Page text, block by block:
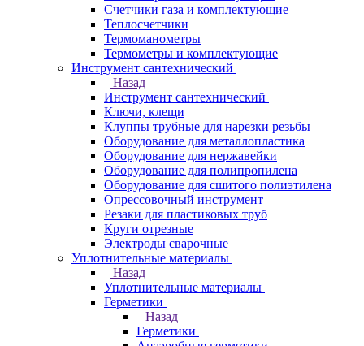
Счетчики газа и комплектующие
Теплосчетчики
Термоманометры
Термометры и комплектующие
Инструмент сантехнический
Назад
Инструмент сантехнический
Ключи, клещи
Клуппы трубные для нарезки резьбы
Оборудование для металлопластика
Оборудование для нержавейки
Оборудование для полипропилена
Оборудование для сшитого полиэтилена
Опрессовочный инструмент
Резаки для пластиковых труб
Круги отрезные
Электроды сварочные
Уплотнительные материалы
Назад
Уплотнительные материалы
Герметики
Назад
Герметики